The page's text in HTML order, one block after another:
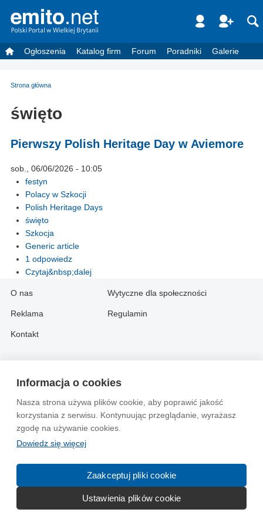
Informacja o cookies
Nasza strona używa plików cookie, aby poprawić jakość
korzystania z serwisu. Kontynuując przeglądanie, wyrażasz
zgodę na używanie cookies.
Dowiedz się więcej
Zaakceptuj pliki cookie
Ustawienia plików cookie
Ogłoszenia Katalog firm Forum Poradniki Galerie
Strona główna
święto
Pierwszy Polish Heritage Day w Aviemore
sob., 06/06/2026 - 10:05
festyn
Polacy w Szkocji
Polish Heritage Days
święto
Szkocja
Generic article
1 odpowiedz
Czytaj&nbsp;dalej
O nas
Reklama
Kontakt
Wytyczne dla społeczności
Regulamin
About
Advertise
Contact